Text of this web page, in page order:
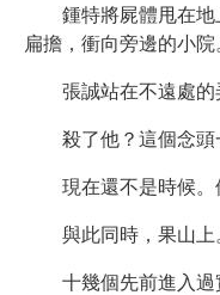
鍾特將屍體甩在
扁擔，衝向旁邊的小院
張誠站在不遠處的
殺了他？這個念頭
現在還不是時候。
與此同時，果山上
十幾個先前進入